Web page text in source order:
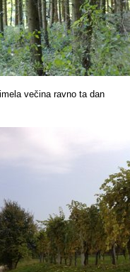
večina ravno ta dan